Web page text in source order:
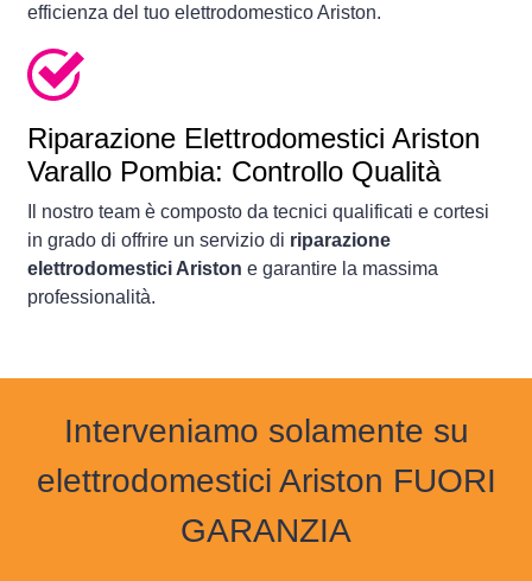
efficienza del tuo elettrodomestico Ariston.
Riparazione Elettrodomestici Ariston
Varallo Pombia: Controllo Qualità
Il nostro team è composto da tecnici qualificati e cortesi
in grado di offrire un servizio di riparazione
elettrodomestici Ariston e garantire la massima
professionalità.
Interveniamo solamente su
elettrodomestici Ariston FUORI
GARANZIA